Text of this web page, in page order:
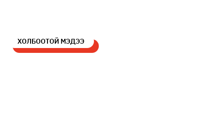
ХОЛБООТОЙ МЭДЭЭ